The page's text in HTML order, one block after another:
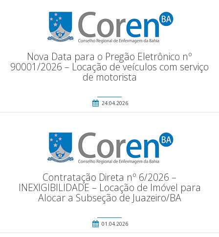
Nova Data para o Pregão Eletrônico nº
90001/2026 – Locação de veículos com serviço
de motorista
24.04.2026
Contratação Direta nº 6/2026 –
INEXIGIBILIDADE – Locação de Imóvel para
Alocar a Subseção de Juazeiro/BA
01.04.2026